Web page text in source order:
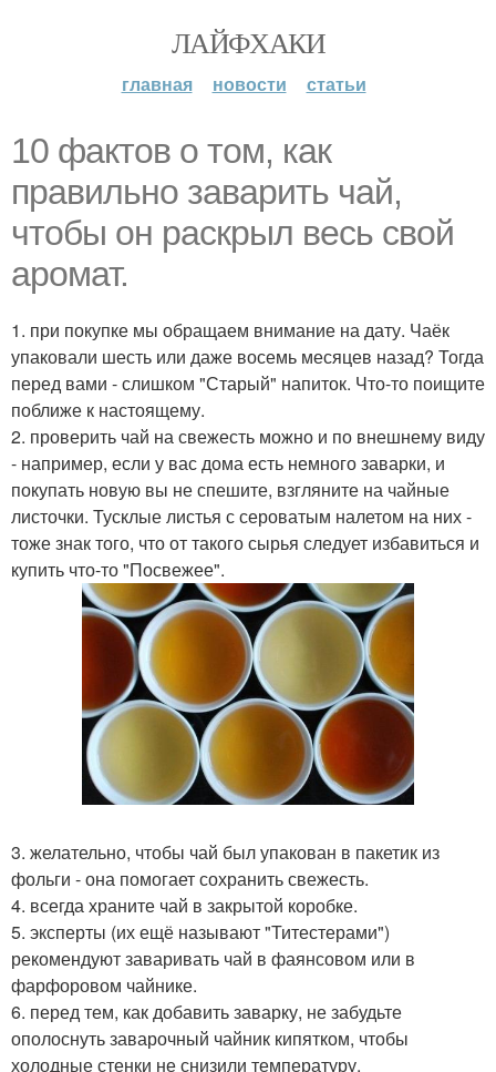
ЛАЙФХАКИ
главная новости статьи
10 фактов о том, как
правильно заварить чай,
чтобы он раскрыл весь свой
аромат.
1. при покупке мы обращаем внимание на дату. Чаёк
упаковали шесть или даже восемь месяцев назад? Тогда
перед вами - слишком "Старый" напиток. Что-то поищите
поближе к настоящему.
2. проверить чай на свежесть можно и по внешнему виду
- например, если у вас дома есть немного заварки, и
покупать новую вы не спешите, взгляните на чайные
листочки. Тусклые листья с сероватым налетом на них -
тоже знак того, что от такого сырья следует избавиться и
купить что-то "Посвежее".
3. желательно, чтобы чай был упакован в пакетик из
фольги - она помогает сохранить свежесть.
4. всегда храните чай в закрытой коробке.
5. эксперты (их ещё называют "Титестерами")
рекомендуют заваривать чай в фаянсовом или в
фарфоровом чайнике.
6. перед тем, как добавить заварку, не забудьте
ополоснуть заварочный чайник кипятком, чтобы
холодные стенки не снизили температуру.